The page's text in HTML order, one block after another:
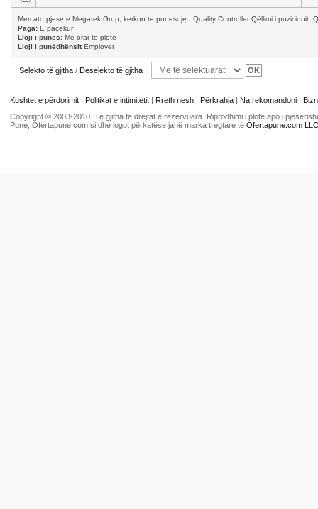
Mercato pjese e Megatek Grup, kerkon te punesoje : Quality Controller Qëllimi i pozicionit:
Paga: E pacekur
Lloji i punës: Me orar të plotë
Lloji i punëdhënsitEmployer
Selekto të gjitha / Deselekto të gjitha
Kushtet e përdorimit | Politikat e intimitetit | Rreth nesh | Përkrahja | Na rekomandoni |
Copyright © 2003-2010. Të gjitha të drejtat e rezervuara. Riprodhimi i plotë apo i
Pune, Ofertapune.com si dhe logot përkatëse janë marka tregtare të Ofertapune.com LLC